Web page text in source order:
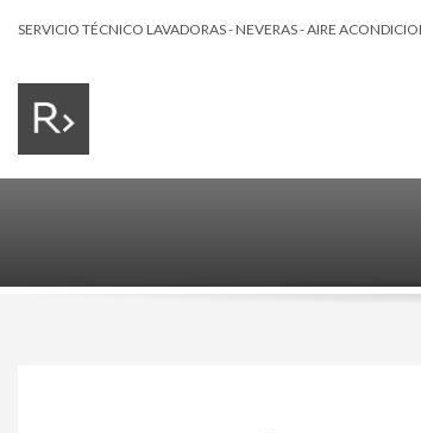
SERVICIO TÉCNICO LAVADORAS - NEVERAS - AIRE